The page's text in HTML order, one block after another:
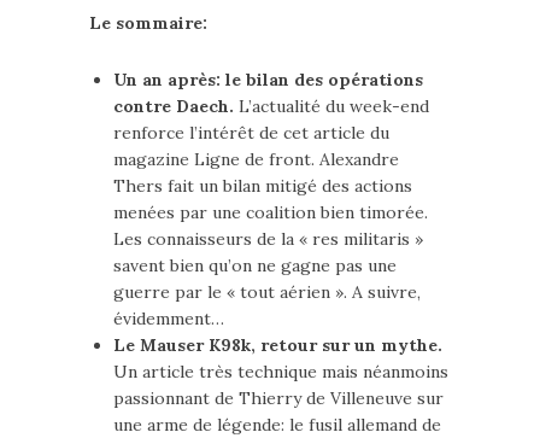
Le sommaire:
Un an après: le bilan des opérations
contre Daech. L’actualité du week-end
renforce l’intérêt de cet article du
magazine Ligne de front. Alexandre
Thers fait un bilan mitigé des actions
menées par une coalition bien timorée.
Les connaisseurs de la « res militaris »
savent bien qu’on ne gagne pas une
guerre par le « tout aérien ». A suivre,
évidemment…
Le Mauser K98k, retour sur un mythe.
Un article très technique mais néanmoins
passionnant de Thierry de Villeneuve sur
une arme de légende: le fusil allemand de